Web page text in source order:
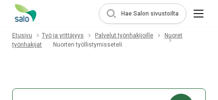
Hae Salon sivustoilta
Etusivu Työ ja yrittäjyys Palvelut työnhakijoille
Nuoret
työnhakijat
Nuorten työllistymisseteli